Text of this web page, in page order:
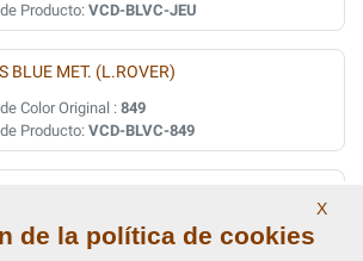
Producto: VCD-BLVC-JEU
BLUE MET. (L.ROVER)
Color Original : 849
Producto: VCD-BLVC-849
Color Original :836
de Producto:VCD-BLVC-836
X
de la política de cookies